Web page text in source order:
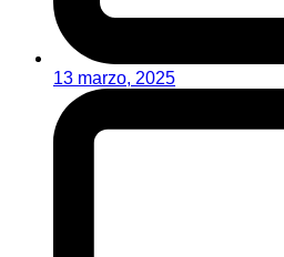
13 marzo, 2025